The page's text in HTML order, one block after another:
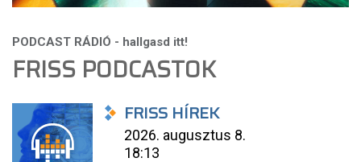
FRISS PODCASTOK
FRISS HÍREK
2026. augusztus 8.
18:13